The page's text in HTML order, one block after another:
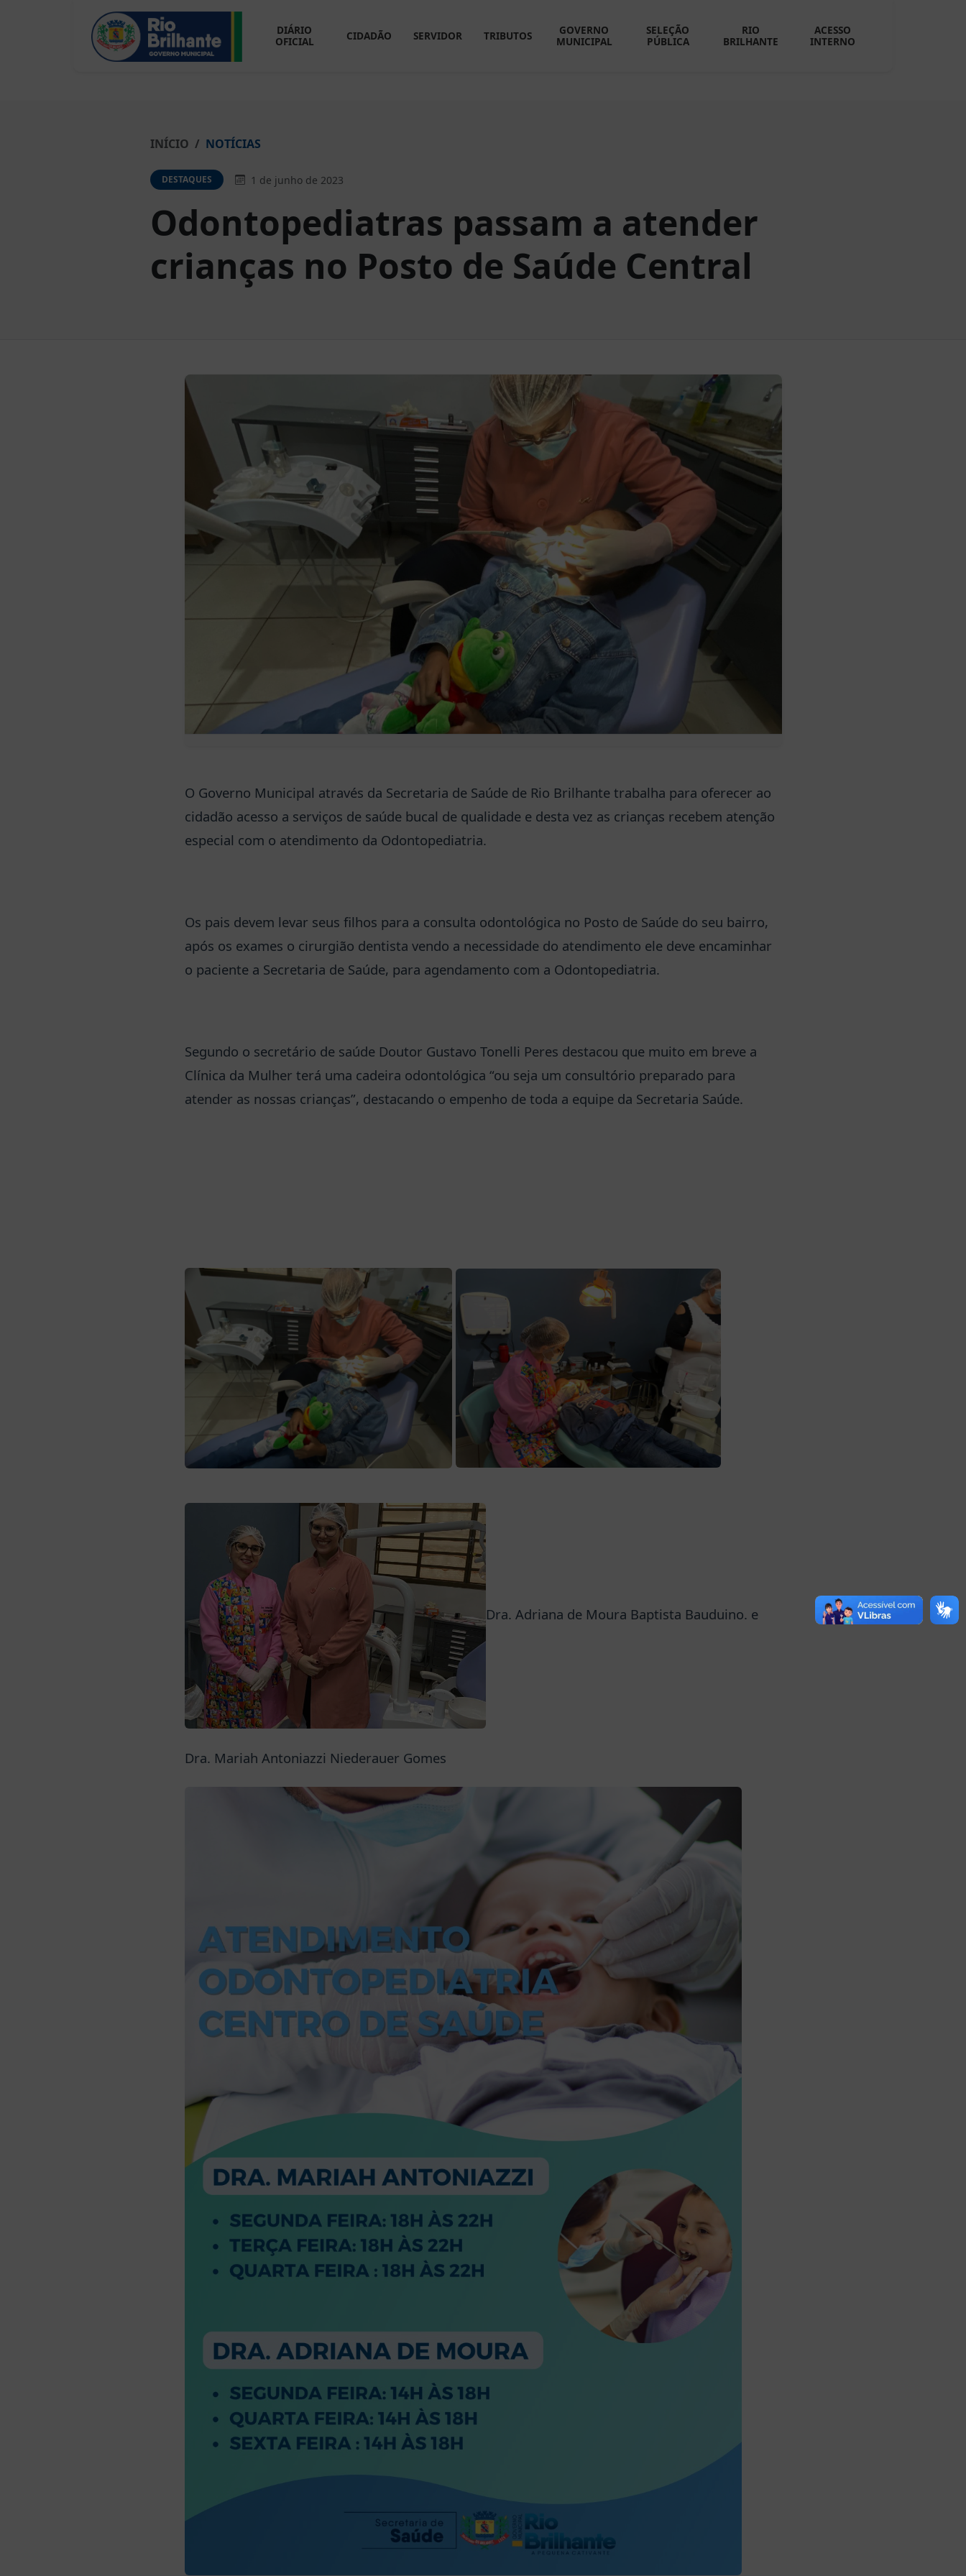
DIÁRIO
OFICIAL
CIDADÃO SERVIDOR TRIBUTOS
GOVERNO
MUNICIPAL
SELEÇÃO
PÚBLICA
RIO
BRILHANTE
ACESSO
INTERNO
INÍCIO NOTÍCIAS
DESTAQUES 1 de junho de 2023
Odontopediatras passam a atender
crianças no Posto de Saúde Central
O Governo Municipal através da Secretaria de Saúde de Rio Brilhante trabalha para oferecer ao
cidadão acesso a serviços de saúde bucal de qualidade e desta vez as crianças recebem atenção
especial com o atendimento da Odontopediatria.
Os pais devem levar seus filhos para a consulta odontológica no Posto de Saúde do seu bairro,
após os exames o cirurgião dentista vendo a necessidade do atendimento ele deve encaminhar
o paciente a Secretaria de Saúde, para agendamento com a Odontopediatria.
Segundo o secretário de saúde Doutor Gustavo Tonelli Peres destacou que muito em breve a
Clínica da Mulher terá uma cadeira odontológica “ou seja um consultório preparado para
atender as nossas crianças”, destacando o empenho de toda a equipe da Secretaria Saúde.
Dra. Adriana de Moura Baptista Bauduino. e
Dra. Mariah Antoniazzi Niederauer Gomes